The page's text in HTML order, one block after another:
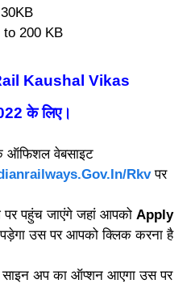
to 200 KB
Kaushal Vikas
के लिए।
वेबसाइट
Rkvपर
पहुंच जाएंगे जहां आपको Apply
उस पर आपको क्लिक करना है
अप का ऑप्शन आएगा उस पर